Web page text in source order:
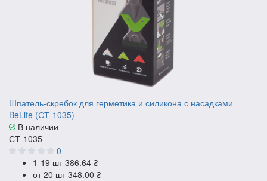
Шпатель-скребок для герметика и силикона с насадками
BeLife (СТ-1035)
В наличии
СТ-1035
0
1-19 шт386.64 ₴
от 20 шт348.00 ₴